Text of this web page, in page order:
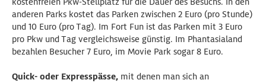
anderen Parks kostet das Parken zwischen 2 Euro (pro Stunde)
und 10 Euro (pro Tag). Im Fort Fun ist das Parken mit 3 Euro
pro Pkw und Tag vergleichsweise günstig. Im Phantasialand
bezahlen Besucher 7 Euro, im Movie Park sogar 8 Euro.
Quick- oder Expresspässe, mit denen man sich an